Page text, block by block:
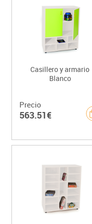
Casillero y armario
Blanco
Precio
563.51€